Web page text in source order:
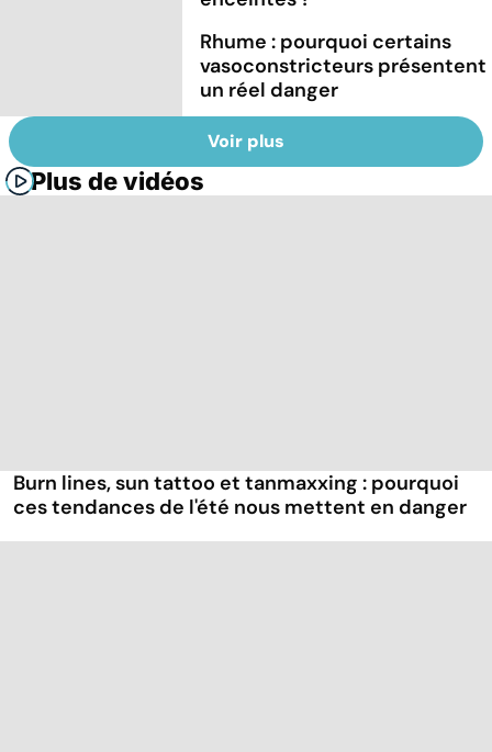
Rhume : pourquoi certains
vasoconstricteurs présentent
un réel danger
Voir plus
Plus de vidéos
Burn lines, sun tattoo et tanmaxxing : pourquoi
ces tendances de l'été nous mettent en danger